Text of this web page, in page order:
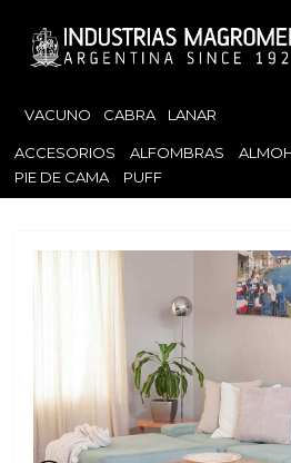
VACUNO CABRA LANAR
ACCESORIOS ALFOMBRAS
PIE DE CAMA
PUFF